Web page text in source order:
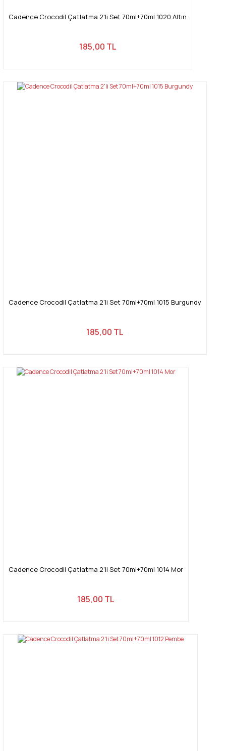
Cadence Crocodil Çatlatma 2'li Set 70ml+70ml 1020 Altın
185,00 TL
Cadence Crocodil Çatlatma 2'li Set 70ml+70ml 1015 Burgundy
185,00 TL
Cadence Crocodil Çatlatma 2'li Set 70ml+70ml 1014 Mor
185,00 TL